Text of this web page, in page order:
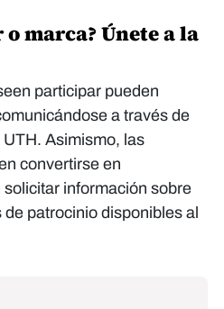
marca? Únete a la
participar pueden
a través de
Asimismo, las
convertirse en
información sobre
patrocinio disponibles al